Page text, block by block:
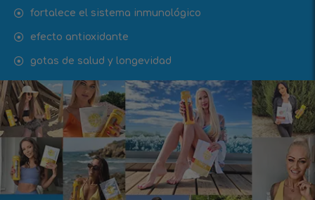
fortalece el sistema inmunológico
efecto antioxidante
gotas de salud y longevidad